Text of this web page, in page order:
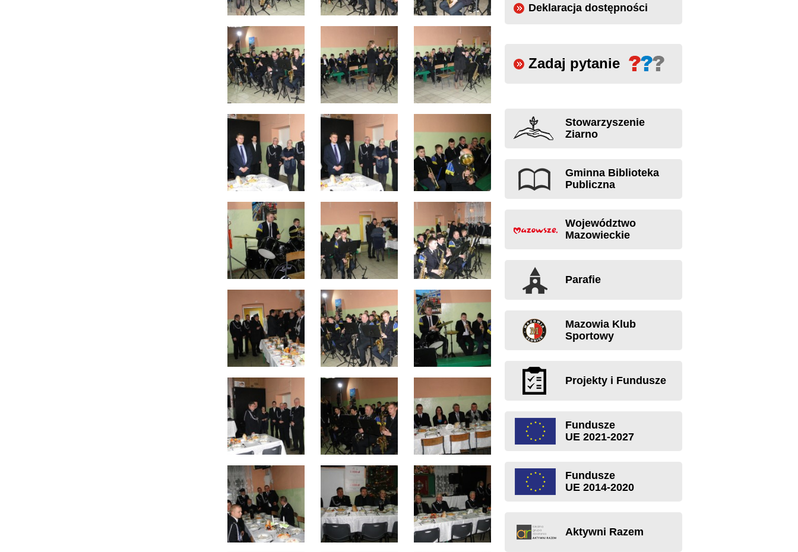
Deklaracja dostępności
Zadaj pytanie
Stowarzyszenie
Ziarno
Gminna Biblioteka
Publiczna
Województwo
Mazowieckie
Parafie
Mazowia Klub
Sportowy
Projekty i Fundusze
Fundusze
UE 2021-2027
Fundusze
UE 2014-2020
Aktywni Razem